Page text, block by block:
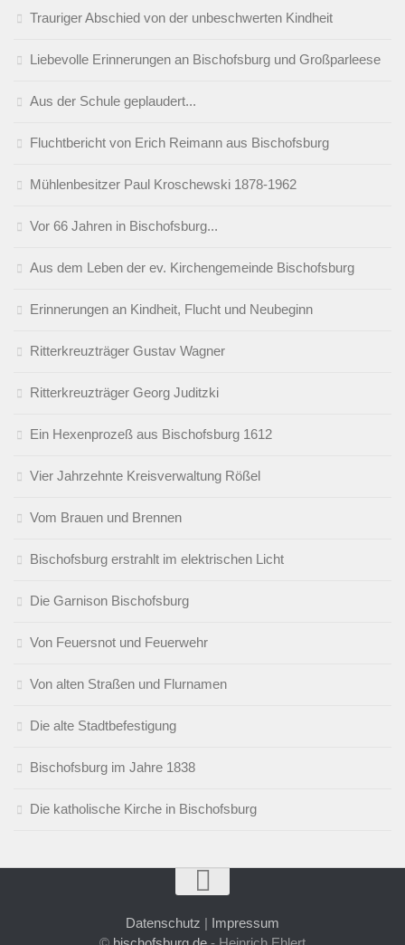
Trauriger Abschied von der unbeschwerten Kindheit
Liebevolle Erinnerungen an Bischofsburg und Großparleese
Aus der Schule geplaudert...
Fluchtbericht von Erich Reimann aus Bischofsburg
Mühlenbesitzer Paul Kroschewski 1878-1962
Vor 66 Jahren in Bischofsburg...
Aus dem Leben der ev. Kirchengemeinde Bischofsburg
Erinnerungen an Kindheit, Flucht und Neubeginn
Ritterkreuzträger Gustav Wagner
Ritterkreuzträger Georg Juditzki
Ein Hexenprozeß aus Bischofsburg 1612
Vier Jahrzehnte Kreisverwaltung Rößel
Vom Brauen und Brennen
Bischofsburg erstrahlt im elektrischen Licht
Die Garnison Bischofsburg
Von Feuersnot und Feuerwehr
Von alten Straßen und Flurnamen
Die alte Stadtbefestigung
Bischofsburg im Jahre 1838
Die katholische Kirche in Bischofsburg
Datenschutz | Impressum